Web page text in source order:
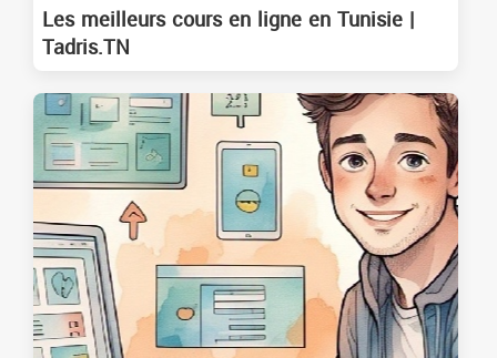
Les meilleurs cours en ligne en Tunisie |
Tadris.TN